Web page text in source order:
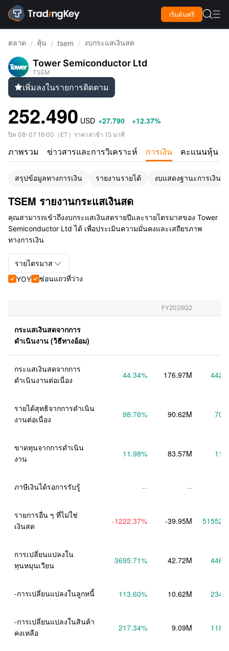
เริ่มต้นฟรี  
ตลาด / หุ้น / tsem / งบกระแสเงินสด
Tower Semiconductor Ltd
TSEM
เพิ่มลงในรายการติดตาม
252.490 USD +27.790 +12.37%
ปิด 08-07 16:00 （ ET ） ราคาล่าช้า 15 นาที
ภาพรวม ข่าวสารและการวิเคราะห์ การเงิน คะเเนนหุ้น
สรุปข้อมูลทางการเงิน รายงานรายได้ งบแสดงฐานะการเงิน
TSEM รายงานกระแสเงินสด
คุณสามารถเข้าถึงงบกระแสเงินสดรายปีและรายไตรมาสของ Tower
Semiconductor Ltd ได้ เพื่อประเมินความมั่นคงและเสถียรภาพ
ทางการเงิน
รายไตรมาส 
YOY ซ่อนแถวที่ว่าง
FY2026Q2
กระแสเงินสดจากการ
ดำเนินงาน (วิธีทางอ้อม)
กระแสเงินสดจากการ
ดำเนินงานต่อเนื่อง
44.34% 176.97M
รายได้สุทธิจากการดำเนิน
งานต่อเนื่อง
98.76% 90.62M
ขาดทุนจากการดำเนิน
งาน
11.98% 83.57M
ภาษีเงินได้รอการรับรู้ -- --
รายการอื่น ๆ ที่ไม่ใช่
เงินสด
-1222.37% -39.95M
การเปลี่ยนแปลงใน
ทุนหมุนเวียน
3695.71% 42.72M
-การเปลี่ยนแปลงในลูกหนี้ 113.60% 10.62M
-การเปลี่ยนแปลงในสินค้า
คงเหลือ
217.34% 9.09M